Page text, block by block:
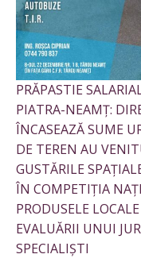
PRĂPASTIE
PIATRA-NEAMȚ:
ÎNCASEAZĂ SUME
DE TEREN AU
GUSTĂRILE
ÎN COMPETIȚIA
PRODUSELE
EVALUĂRII UNUI
SPECIALIȘTI